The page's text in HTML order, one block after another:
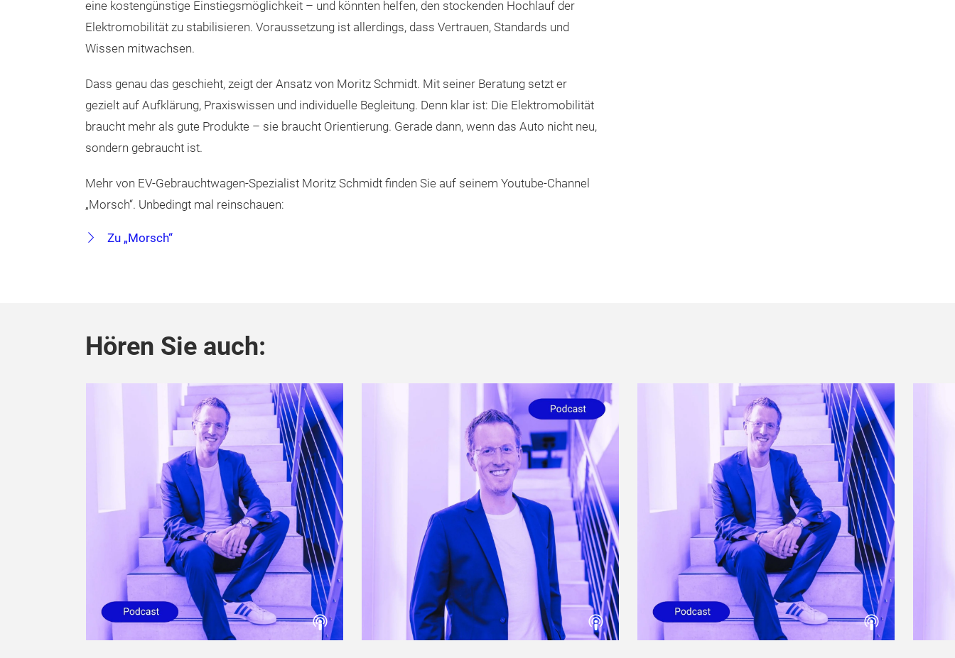
eine kostengünstige Einstiegsmöglichkeit – und könnten helfen, den stockenden Hochlauf der
Elektromobilität zu stabilisieren. Voraussetzung ist allerdings, dass Vertrauen, Standards und
Wissen mitwachsen.
Dass genau das geschieht, zeigt der Ansatz von Moritz Schmidt. Mit seiner Beratung setzt er
gezielt auf Aufklärung, Praxiswissen und individuelle Begleitung. Denn klar ist: Die Elektromobilität
braucht mehr als gute Produkte – sie braucht Orientierung. Gerade dann, wenn das Auto nicht neu,
sondern gebraucht ist.
Mehr von EV-Gebrauchtwagen-Spezialist Moritz Schmidt finden Sie auf seinem Youtube-Channel
„Morsch“. Unbedingt mal reinschauen:
Zu „Morsch“
Hören Sie auch: